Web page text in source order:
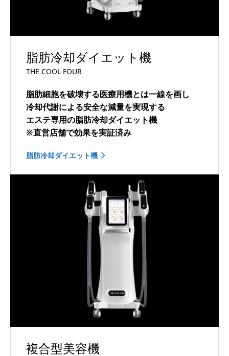
脂肪冷却ダイエット機
THE COOL FOUR
脂肪細胞を破壊する医療用機とは一線を画し
冷却代謝による安全な減量を実現する
エステ専用の脂肪冷却ダイエット機
※直営店舗で効果を実証済み
脂肪冷却ダイエット機
複合型美容機